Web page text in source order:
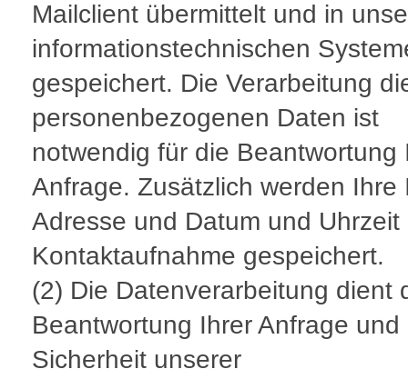
Mailclient übermittelt und in
informationstechnischen
gespeichert. Die Verarbeitung
personenbezogenen Daten ist
notwendig für die Beantwortung
Anfrage. Zusätzlich werden Ihre
Adresse und Datum und Uhrzeit
Kontaktaufnahme gespeichert.
(2) Die Datenverarbeitung dient
Beantwortung Ihrer Anfrage und
Sicherheit unserer